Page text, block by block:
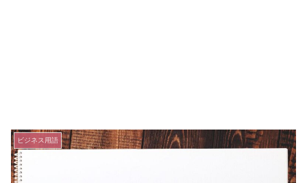
ビジネス用語